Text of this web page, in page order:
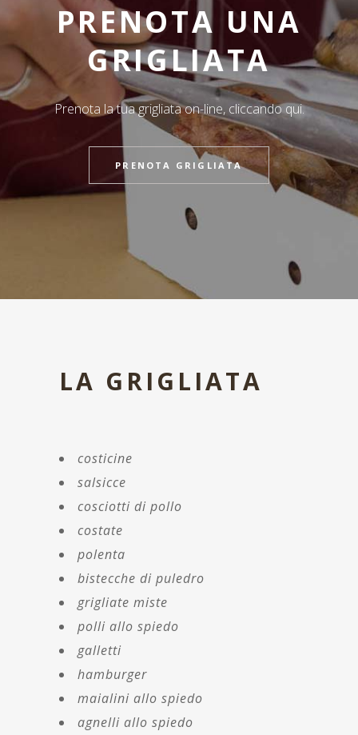
PRENOTA UNA
GRIGLIATA
Prenota la tua grigliata on-line, cliccando qui.
PRENOTA GRIGLIATA
LA GRIGLIATA
costicine
salsicce
cosciotti di pollo
costate
polenta
bistecche di puledro
grigliate miste
polli allo spiedo
galletti
hamburger
maialini allo spiedo
agnelli allo spiedo